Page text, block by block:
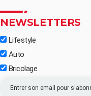
NEWSLETTERS
Lifestyle
Auto
Bricolage